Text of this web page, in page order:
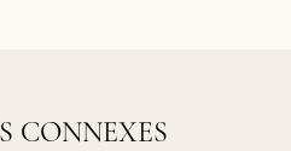
CONNEXES